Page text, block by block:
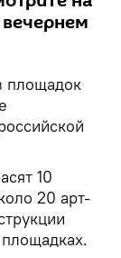
площадок
10
20 арт-